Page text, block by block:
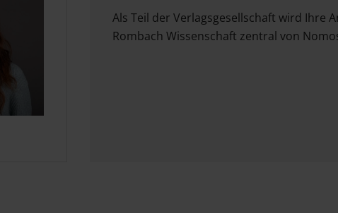
Als Teil der Verlagsgesellschaft wird Ihre
Rombach Wissenschaft zentral von